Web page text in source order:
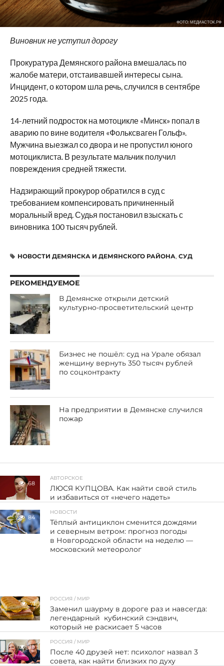
ФОТО: МЕДИАСТОК.РФ
Виновник не уступил дорогу
Прокуратура Демянского района вмешалась по
жалобе матери, отстаивавшей интересы сына.
Инцидент, о котором шла речь, случился в сентябре
2025 года.
14-летний подросток на мотоцикле «Минск» попал в
аварию по вине водителя «Фольксваген Гольф».
Мужчина выезжал со двора и не пропустил юного
мотоциклиста. В результате мальчик получил
повреждения средней тяжести.
Надзирающий прокурор обратился в суд с
требованием компенсировать причиненный
моральный вред. Судья постановил взыскать с
виновника 100 тысяч рублей.
НОВОСТИ ДЕМЯНСКА И ДЕМЯНСКОГО РАЙОНА, СУД
РЕКОМЕНДУЕМОЕ
В Демянске открыли детский
культурно-просветительский центр
Бизнес не пошёл: суд на Урале обязал
женщину вернуть 350 тысяч рублей
по соцконтракту
На предприятии в Демянске случился
пожар
68
АВТОРСКОЕ
ЛЮСЯ КУПЦОВА. Как найти свой стиль
и избавиться от «нечего надеть»
84
НОВОСТИ
Тёплый антициклон сменится дождями
и северным ветром: прогноз погоды
в Новгородской области на неделю —
московский метеоролог
71
РОССИЯ / МИР
Заменил шаурму в дороге раз и навсегда:
легендарный кубинский сэндвич,
который не раскисает 5 часов
39
РОССИЯ / МИР
После 40 друзей нет: психолог назвал 3
совета, как найти близких по духу